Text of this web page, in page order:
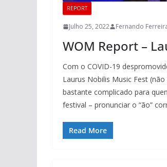
REPORT
Julho 25, 2022 Fernando
WOM Report –
Com o COVID-19
Laurus Nobilis Music Fest
bastante complicado para
festival – pronunciar o “ão”
Read More